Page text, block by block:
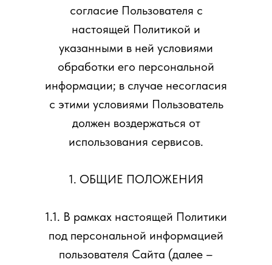
согласие Пользователя с
настоящей Политикой и
указанными в ней условиями
обработки его персональной
информации; в случае несогласия
с этими условиями Пользователь
должен воздержаться от
использования сервисов.
1. ОБЩИЕ ПОЛОЖЕНИЯ
1.1. В рамках настоящей Политики
под персональной информацией
пользователя Сайта (далее –